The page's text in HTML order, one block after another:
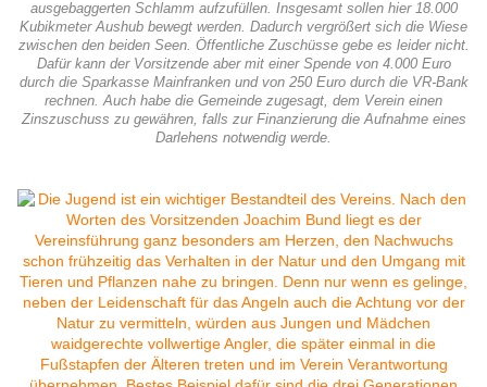
ausgebaggerten Schlamm aufzufüllen. Insgesamt sollen hier 18.000
Kubikmeter Aushub bewegt werden. Dadurch vergrößert sich die Wiese
zwischen den beiden Seen. Öffentliche Zuschüsse gebe es leider nicht.
Dafür kann der Vorsitzende aber mit einer Spende von 4.000 Euro
durch die Sparkasse Mainfranken und von 250 Euro durch die VR-Bank
rechnen. Auch habe die Gemeinde zugesagt, dem Verein einen
Zinszuschuss zu gewähren, falls zur Finanzierung die Aufnahme eines
Darlehens notwendig werde.